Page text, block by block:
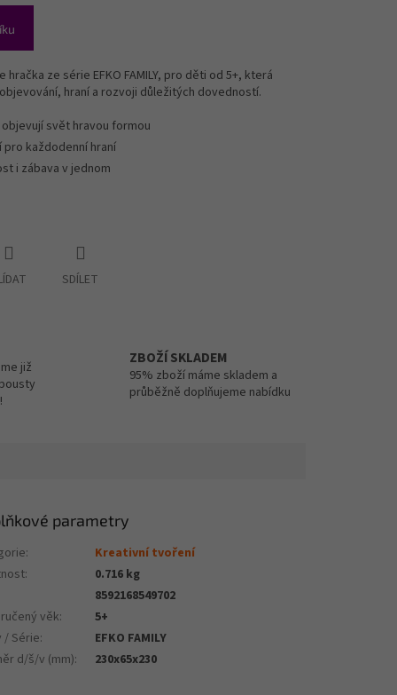
hračka ze série EFKO FAMILY, pro děti od 5+, která
hraní a rozvoji důležitých dovedností.
svět hravou formou
pro každodenní hraní
i zábava v jednom
SDÍLET
již
ZBOŽÍ SKLADEM
95% zboží máme skladem a
průběžně doplňujeme nabídku
parametry
:
Kreativní tvoření
:
0.716 kg
8592168549702
věk:
5+
/ Série:
EFKO FAMILY
d/š/v (mm): 230x65x230